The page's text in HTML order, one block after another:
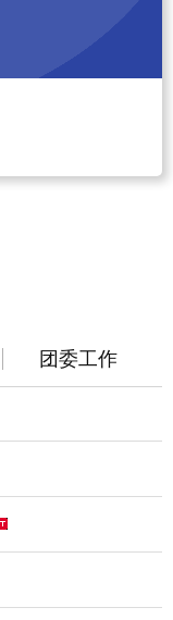
团委工作